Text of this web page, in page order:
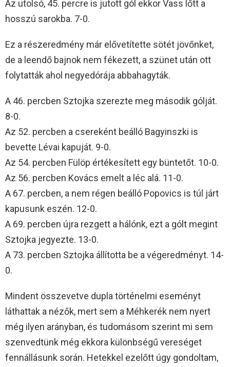
Az utolsó, 45. percre is jutott gól ekkor Vass lőtt a
hosszú sarokba. 7-0.
Ez a részeredmény már elővetítette sötét jövőnket,
de a leendő bajnok nem fékezett, a szünet után ott
folytatták ahol negyedórája abbahagyták.
A 46. percben Sztojka szerezte meg második gólját.
8-0.
Az 52. percben a csereként beálló Bagyinszki is
bevette Lévai kapuját. 9-0.
Az 54. percben Fülöp értékesített egy büntetőt. 10-0.
Az 56. percben Kovács emelt a léc alá. 11-0.
A 67. percben, a nem régen beálló Popovics is túl járt
kapusunk eszén. 12-0.
A 69. percben újra rezgett a hálónk, ezt a gólt megint
Sztojka jegyezte. 13-0.
A 73. percben Sztojka állította be a végeredményt. 14-
0.
Mindent összevetve dupla történelmi eseményt
láthattak a nézők, mert sem a Méhkerék nem nyert
még ilyen arányban, és tudomásom szerint mi sem
szenvedtünk még ekkora különbségű vereséget
fennállásunk során. Hetekkel ezelőtt úgy gondoltam,